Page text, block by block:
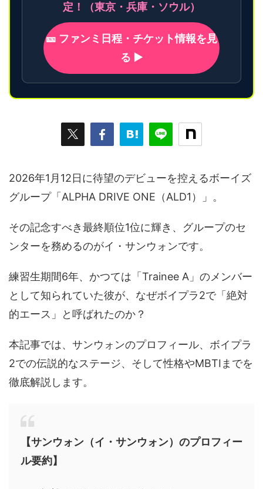
定！（東京・兵庫・ソウル）
🎫 ファンミ日程・チケット情報を見
る ▶
2026年1月12日に待望のデビューを控えるボーイズ
グループ「ALPHA DRIVE ONE（ALD1）」。
その記念すべき最終順位1位に輝き、グループのセ
ンターを務めるのがイ・サンウォンです。
練習生期間6年、かつては「Trainee A」のメンバー
として知られていた彼が、なぜボイプラ2で「絶対
的エース」と呼ばれたのか？
本記事では、サンウォンのプロフィール、ボイプラ
2での伝説的なステージ、そして性格やMBTIまでを
徹底解説します。
【サンウォン（イ・サンウォン）のプロフィー
ル要約】